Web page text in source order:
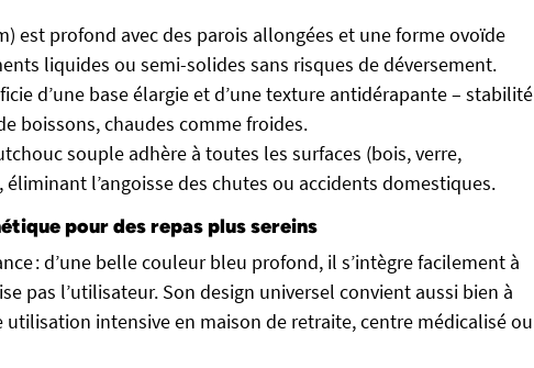
est profond avec des parois allongées et une forme ovoïde
liquides ou semi-solides sans risques de déversement.
d’une base élargie et d’une texture antidérapante – stabilité
boissons, chaudes comme froides.
souple adhère à toutes les surfaces (bois, verre,
l’angoisse des chutes ou accidents domestiques.
pour des repas plus sereins
: d’une belle couleur bleu profond, il s’intègre facilement à
pas l’utilisateur. Son design universel convient aussi bien à
utilisation intensive en maison de retraite, centre médicalisé ou